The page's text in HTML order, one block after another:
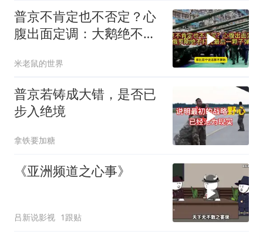
普京不肯定也不否定？心
腹出面定调：大鹅绝不打
米老鼠的世界
普京若铸成大错，是否已
步入绝境
拿铁要加糖
《亚洲频道之心事》
吕新说影视 1跟贴